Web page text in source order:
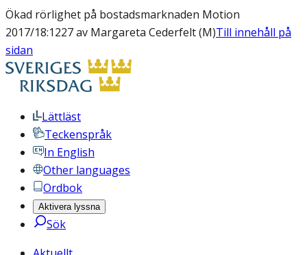
Ökad rörlighet på bostadsmarknaden Motion
2017/18:1227 av Margareta Cederfelt (M)Till innehåll på
sidan
Lättläst
Teckenspråk
In English
Other languages
Ordbok
Aktivera lyssna
Sök